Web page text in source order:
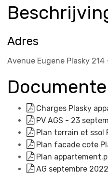
Adres
Avenue Eugene Plasky 214
Charges Plasky
PV AGS - 23
Plan terrain et ssol
Plan facade cote
Plan
AG septembre